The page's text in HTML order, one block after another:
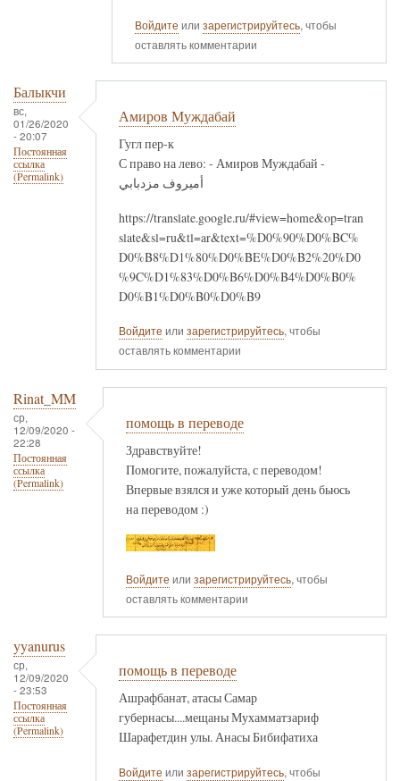
Войдите или зарегистрируйтесь, чтобы
оставлять комментарии
Балыкчи
вс,
01/26/2020
- 20:07
Постоянная
ссылка
(Permalink)
Амиров Муждабай
Гугл пер-к
С право на лево: - Амиров Муждабай -
أميروف مزدبابي
https://translate.google.ru/#view=home&op=tran
slate&sl=ru&tl=ar&text=%D0%90%D0%BC%
D0%B8%D1%80%D0%BE%D0%B2%20%D0
%9C%D1%83%D0%B6%D0%B4%D0%B0%
D0%B1%D0%B0%D0%B9
Войдите или зарегистрируйтесь, чтобы
оставлять комментарии
Rinat_MM
ср,
12/09/2020 -
22:28
Постоянная
ссылка
(Permalink)
помощь в переводе
Здравствуйте!
Помогите, пожалуйста, с переводом!
Впервые взялся и уже который день бьюсь
на переводом :)
Войдите или зарегистрируйтесь, чтобы
оставлять комментарии
yyanurus
ср,
12/09/2020
- 23:53
Постоянная
ссылка
(Permalink)
помощь в переводе
Ашрафбанат, атасы Самар
губернасы....мещаны Мухамматзариф
Шарафетдин улы. Анасы Бибифатиха
Войдите или зарегистрируйтесь, чтобы